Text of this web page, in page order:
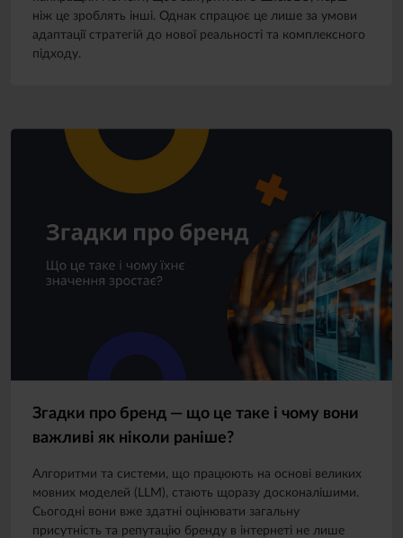
ніж це зроблять інші. Однак спрацює це лише за умови
адаптації стратегій до нової реальності та комплексного
підходу.
Згадки про бренд — що це таке і чому вони
важливі як ніколи раніше?
Алгоритми та системи, що працюють на основі великих
мовних моделей (LLM), стають щоразу досконалішими.
Сьогодні вони вже здатні оцінювати загальну
присутність та репутацію бренду в інтернеті не лише